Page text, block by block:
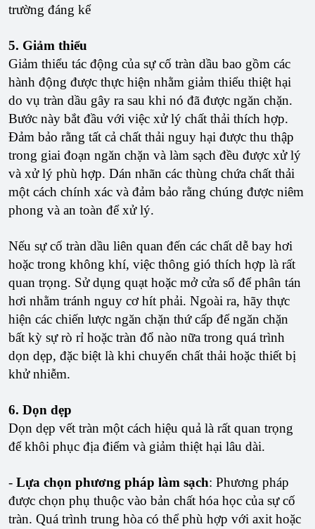
trường đáng kể
5. Giảm thiểu
Giảm thiểu tác động của sự cố tràn dầu bao gồm các
hành động được thực hiện nhằm giảm thiểu thiệt hại
do vụ tràn dầu gây ra sau khi nó đã được ngăn chặn.
Bước này bắt đầu với việc xử lý chất thải thích hợp.
Đảm bảo rằng tất cả chất thải nguy hại được thu thập
trong giai đoạn ngăn chặn và làm sạch đều được xử lý
và xử lý phù hợp. Dán nhãn các thùng chứa chất thải
một cách chính xác và đảm bảo rằng chúng được niêm
phong và an toàn để xử lý.
Nếu sự cố tràn dầu liên quan đến các chất dễ bay hơi
hoặc trong không khí, việc thông gió thích hợp là rất
quan trọng. Sử dụng quạt hoặc mở cửa sổ để phân tán
hơi nhằm tránh nguy cơ hít phải. Ngoài ra, hãy thực
hiện các chiến lược ngăn chặn thứ cấp để ngăn chặn
bất kỳ sự rò rỉ hoặc tràn đổ nào nữa trong quá trình
dọn dẹp, đặc biệt là khi chuyển chất thải hoặc thiết bị
khử nhiễm.
6. Dọn dẹp
Dọn dẹp vết tràn một cách hiệu quả là rất quan trọng
để khôi phục địa điểm và giảm thiệt hại lâu dài.
- Lựa chọn phương pháp làm sạch: Phương pháp
được chọn phụ thuộc vào bản chất hóa học của sự cố
tràn. Quá trình trung hòa có thể phù hợp với axit hoặc